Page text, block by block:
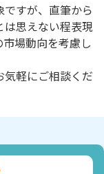
すが、直筆から
思えない程表現
場動向を考慮し
軽にご相談くだ